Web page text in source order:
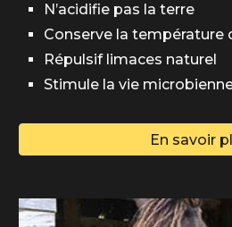
N’acidifie pas la terre
Conserve la température
Répulsif limaces naturel
Stimule la vie
En savoir